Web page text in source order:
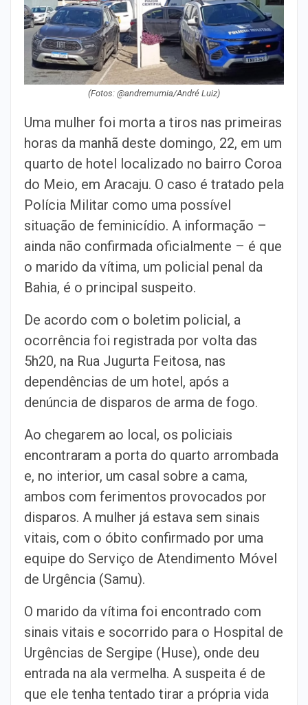
(Fotos: @andremumia/André Luiz)
Uma mulher foi morta a tiros nas primeiras
horas da manhã deste domingo, 22, em um
quarto de hotel localizado no bairro Coroa
do Meio, em Aracaju. O caso é tratado pela
Polícia Militar como uma possível
situação de feminicídio. A informação –
ainda não confirmada oficialmente – é que
o marido da vítima, um policial penal da
Bahia, é o principal suspeito.
De acordo com o boletim policial, a
ocorrência foi registrada por volta das
5h20, na Rua Jugurta Feitosa, nas
dependências de um hotel, após a
denúncia de disparos de arma de fogo.
Ao chegarem ao local, os policiais
encontraram a porta do quarto arrombada
e, no interior, um casal sobre a cama,
ambos com ferimentos provocados por
disparos. A mulher já estava sem sinais
vitais, com o óbito confirmado por uma
equipe do Serviço de Atendimento Móvel
de Urgência (Samu).
O marido da vítima foi encontrado com
sinais vitais e socorrido para o Hospital de
Urgências de Sergipe (Huse), onde deu
entrada na ala vermelha. A suspeita é de
que ele tenha tentado tirar a própria vida